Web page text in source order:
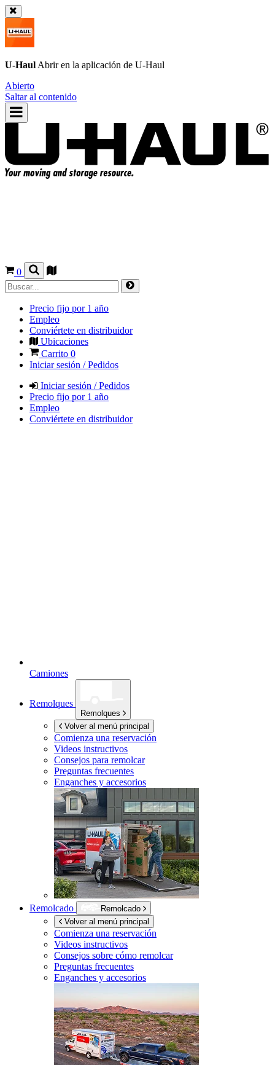
U-Haul Abrir en la aplicación de U-Haul
Abierto
Saltar al contenido
0
Precio fijo por 1 año
Empleo
Conviértete en distribuidor
Ubicaciones
Carrito 0
Iniciar sesión / Pedidos
Iniciar sesión / Pedidos
Precio fijo por 1 año
Empleo
Conviértete en distribuidor
Camiones
Remolques
Remolques
Volver al menú principal
Comienza una reservación
Videos instructivos
Consejos para remolcar
Preguntas frecuentes
Enganches y accesorios
Remolcado
Remolcado
Volver al menú principal
Comienza una reservación
Videos instructivos
Consejos sobre cómo remolcar
Preguntas frecuentes
Enganches y accesorios